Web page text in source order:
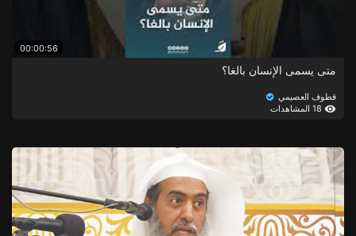
00:00:56
متى يسمى الإنسان بالغا؟
قطوف العصيمي